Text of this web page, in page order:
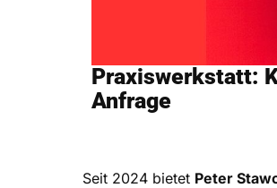
Praxiswerkstatt:
Anfrage
Seit 2024 bietet Peter